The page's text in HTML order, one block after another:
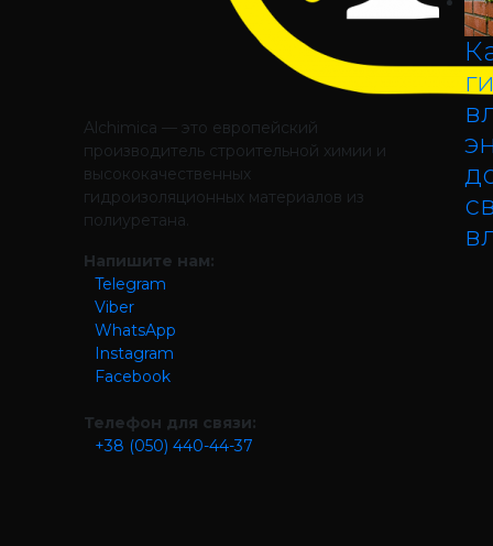
Alchimica — это европейский
производитель строительной химии и
высококачественных
гидроизоляционных материалов из
полиуретана.
Напишите нам:
Telegram
Viber
WhatsApp
Instagram
Facebook
Телефон для связи:
+38 (050) 440-44-37